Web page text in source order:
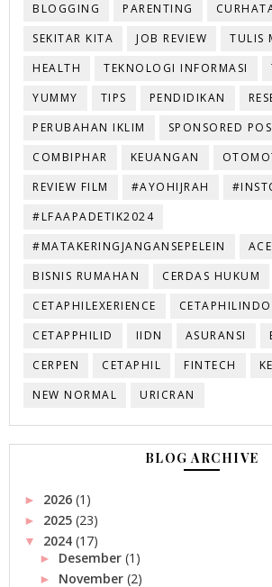
BLOGGING PARENTING
SEKITAR KITA
JOB REVIEW
TULIS
HEALTH
TEKNOLOGI INFORMASI
YUMMY
TIPS PENDIDIKAN
PERUBAHAN IKLIM
SPONSORED
COMBIPHAR
KEUANGAN
REVIEW FILM
#AYOHIJRAH
#LFAAPADETIK2024
#MATAKERINGJANGANSEPELEIN
BISNIS RUMAHAN
CERDAS HUKUM
CETAPHILEXERIENCE
CETAPPHILID
IIDN ASURANSI
CERPEN
CETAPHIL FINTECH
NEW NORMAL
URICRAN
BLOG ARCHIVE
► 2026 (1)
► 2025 (23)
▼ 2024 (17)
► Desember (1)
► November (2)